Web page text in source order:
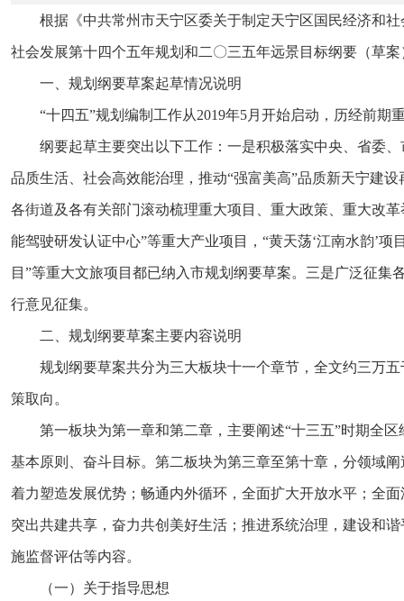
根据《中共常州市天宁区委关于制定天宁区国民经济和
社会发展第十四个五年规划和二〇三五年远景目标纲要（草
一、规划纲要草案起草情况说明
“十四五”规划编制工作从2019年5月开始启动，历经前
纲要起草主要突出以下工作：一是积极落实中央、省委
品质生活、社会高效能治理，推动“强富美高”品质新天宁建
各街道及各有关部门滚动梳理重大项目、重大政策、重大改
能驾驶研发认证中心”等重大产业项目，“黄天荡‘江南水韵’
目”等重大文旅项目都已纳入市规划纲要草案。三是广泛征
行意见征集。
二、规划纲要草案主要内容说明
规划纲要草案共分为三大板块十一个章节，全文约三万
策取向。
第一板块为第一章和第二章，主要阐述“十三五”时期全
基本原则、奋斗目标。第二板块为第三章至第十章，分领域
着力塑造发展优势；畅通内外循环，全面扩大开放水平；全
突出共建共享，奋力共创美好生活；推进系统治理，建设和
施监督评估等内容。
（一）关于指导思想